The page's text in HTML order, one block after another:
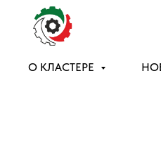
О КЛАСТЕРЕ